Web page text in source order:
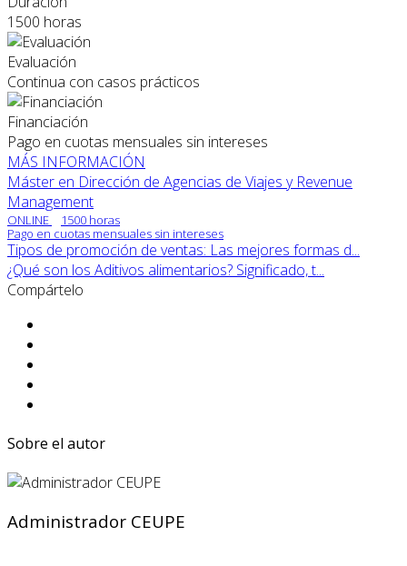
1500 horas
Evaluación
Continua con casos prácticos
Financiación
Pago en cuotas mensuales sin intereses
MÁS INFORMACIÓN
Máster en Dirección de Agencias de Viajes y Revenue
Management
ONLINE
1500 horas
Pago en cuotas mensuales sin intereses
Tipos de promoción de ventas: Las mejores formas d...
¿Qué son los Aditivos alimentarios? Significado, t...
Compártelo
Sobre el autor
Administrador CEUPE